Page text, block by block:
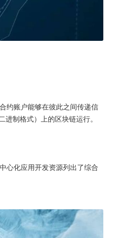
约账户能够在彼此之间传递信
制格式）上的区块链运行。
心化应用开发资源列出了综合